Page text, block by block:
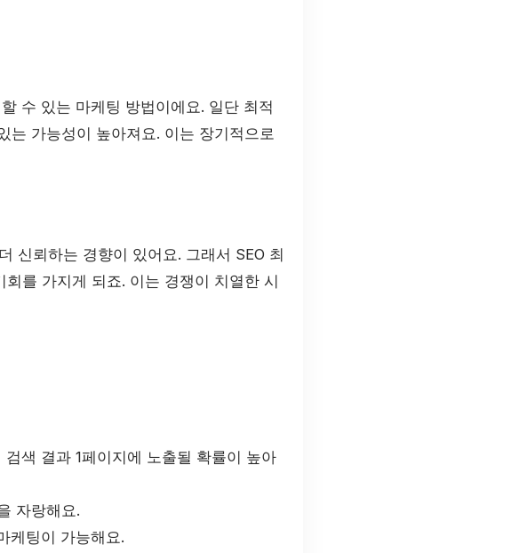
수 있는 마케팅 방법이에요. 일단 최적
는 가능성이 높아져요. 이는 장기적으로
신뢰하는 경향이 있어요. 그래서 SEO 최
를 가지게 되죠. 이는 경쟁이 치열한 시
색 결과 1페이지에 노출될 확률이 높아
자랑해요.
케팅이 가능해요.